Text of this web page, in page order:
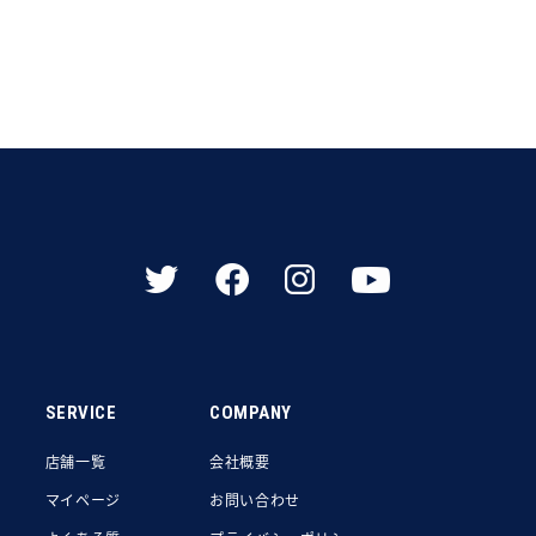
SERVICE
店舗一覧
マイページ
COMPANY
会社概要
お問い合わせ